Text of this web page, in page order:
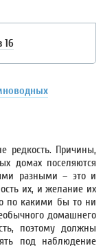
16
редкость. Причины,
домах поселяются
разными – это и
их, и желание их
по какими бы то ни
домашнего
поэтому должны
под наблюдение